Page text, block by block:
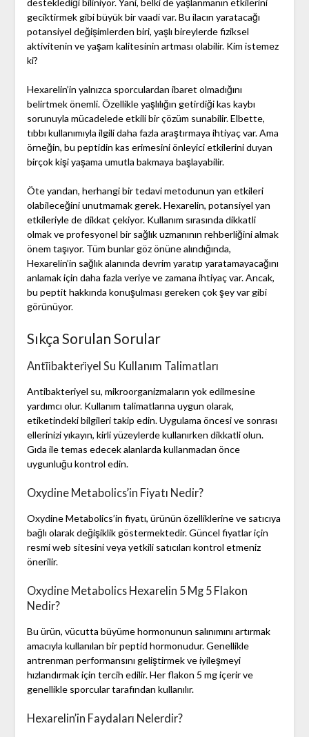
desteklediği biliniyor. Yani, belki de yaşlanmanın etkilerini
geciktirmek gibi büyük bir vaadi var. Bu ilacın yaratacağı
potansiyel değişimlerden biri, yaşlı bireylerde fiziksel
aktivitenin ve yaşam kalitesinin artması olabilir. Kim istemez
ki?
Hexarelin’in yalnızca sporculardan ibaret olmadığını
belirtmek önemli. Özellikle yaşlılığın getirdiği kas kaybı
sorunuyla mücadelede etkili bir çözüm sunabilir. Elbette,
tıbbı kullanımıyla ilgili daha fazla araştırmaya ihtiyaç var. Ama
örneğin, bu peptidin kas erimesini önleyici etkilerini duyan
birçok kişi yaşama umutla bakmaya başlayabilir.
Öte yandan, herhangi bir tedavi metodunun yan etkileri
olabileceğini unutmamak gerek. Hexarelin, potansiyel yan
etkileriyle de dikkat çekiyor. Kullanım sırasında dikkatli
olmak ve profesyonel bir sağlık uzmanının rehberliğini almak
önem taşıyor. Tüm bunlar göz önüne alındığında,
Hexarelin’in sağlık alanında devrim yaratıp yaratamayacağını
anlamak için daha fazla veriye ve zamana ihtiyaç var. Ancak,
bu peptit hakkında konuşulması gereken çok şey var gibi
görünüyor.
Sıkça Sorulan Sorular
Anti̇i̇bakteri̇yel Su Kullanım Talimatları
Antibakteriyel su, mikroorganizmaların yok edilmesine
yardımcı olur. Kullanım talimatlarına uygun olarak,
etiketindeki bilgileri takip edin. Uygulama öncesi ve sonrası
ellerinizi yıkayın, kirli yüzeylerde kullanırken dikkatli olun.
Gıda ile temas edecek alanlarda kullanmadan önce
uygunluğu kontrol edin.
Oxydine Metabolics’in Fiyatı Nedir?
Oxydine Metabolics’in fiyatı, ürünün özelliklerine ve satıcıya
bağlı olarak değişiklik göstermektedir. Güncel fiyatlar için
resmi web sitesini veya yetkili satıcıları kontrol etmeniz
önerilir.
Oxydine Metabolics Hexarelin 5 Mg 5 Flakon
Nedir?
Bu ürün, vücutta büyüme hormonunun salınımını artırmak
amacıyla kullanılan bir peptid hormonudur. Genellikle
antrenman performansını geliştirmek ve iyileşmeyi
hızlandırmak için tercih edilir. Her flakon 5 mg içerir ve
genellikle sporcular tarafından kullanılır.
Hexarelin’in Faydaları Nelerdir?